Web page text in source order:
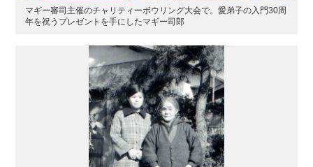
マギー審司主催のチャリティーボウリング大会で。愛弟子の入門30周
年を祝うプレゼントを手にしたマギー司郎